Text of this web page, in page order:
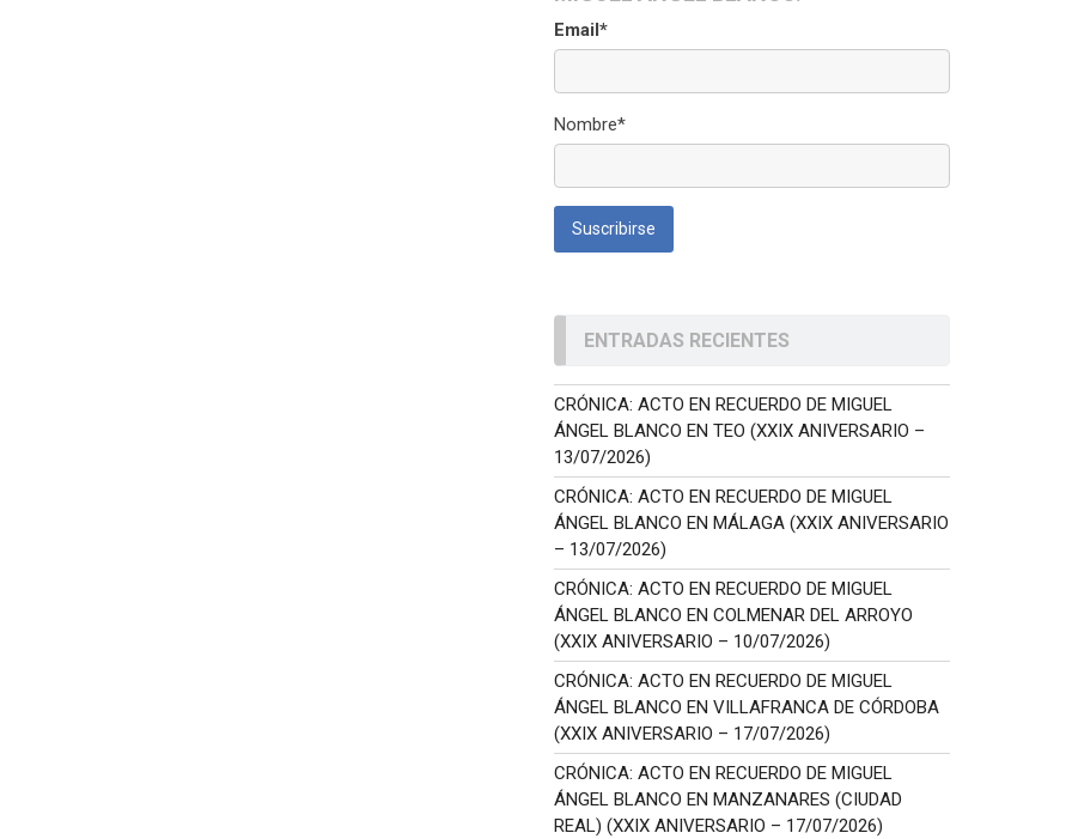
Email*
Nombre*
ENTRADAS RECIENTES
CRÓNICA: ACTO EN RECUERDO DE MIGUEL
ÁNGEL BLANCO EN TEO (XXIX ANIVERSARIO –
13/07/2026)
CRÓNICA: ACTO EN RECUERDO DE MIGUEL
ÁNGEL BLANCO EN MÁLAGA (XXIX ANIVERSARIO
– 13/07/2026)
CRÓNICA: ACTO EN RECUERDO DE MIGUEL
ÁNGEL BLANCO EN COLMENAR DEL ARROYO
(XXIX ANIVERSARIO – 10/07/2026)
CRÓNICA: ACTO EN RECUERDO DE MIGUEL
ÁNGEL BLANCO EN VILLAFRANCA DE CÓRDOBA
(XXIX ANIVERSARIO – 17/07/2026)
CRÓNICA: ACTO EN RECUERDO DE MIGUEL
ÁNGEL BLANCO EN MANZANARES (CIUDAD
REAL) (XXIX ANIVERSARIO – 17/07/2026)